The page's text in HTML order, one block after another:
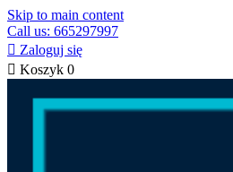
Skip to main content
Call us: 665297997
 Zaloguj się
 Koszyk 0